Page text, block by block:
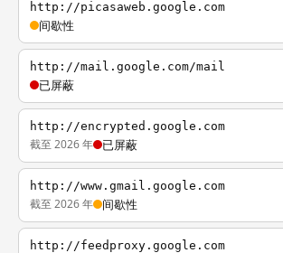
http://picasaweb.google.com
间歇性
http://mail.google.com/mail
已屏蔽
http://encrypted.google.com
截至 2026 年 已屏蔽
http://www.gmail.google.com
截至 2026 年 间歇性
http://feedproxy.google.com